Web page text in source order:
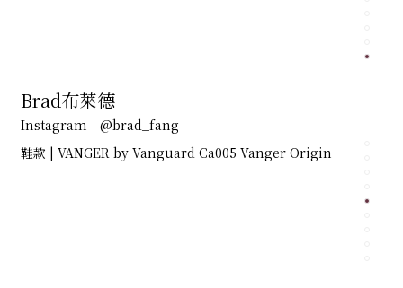
Brad布萊德
Instagram｜@brad_fang
鞋款 | VANGER by Vanguard Ca005 Vanger Origin